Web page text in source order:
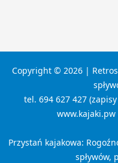
Copyright © 2026 |
tel. 694 627 427 (zapisy
Przystań kajakowa:
spływów,